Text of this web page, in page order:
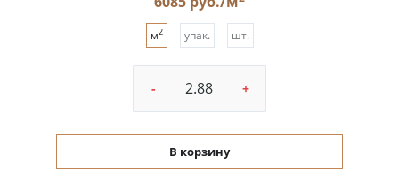
м2 упак. шт.
- +
В корзину